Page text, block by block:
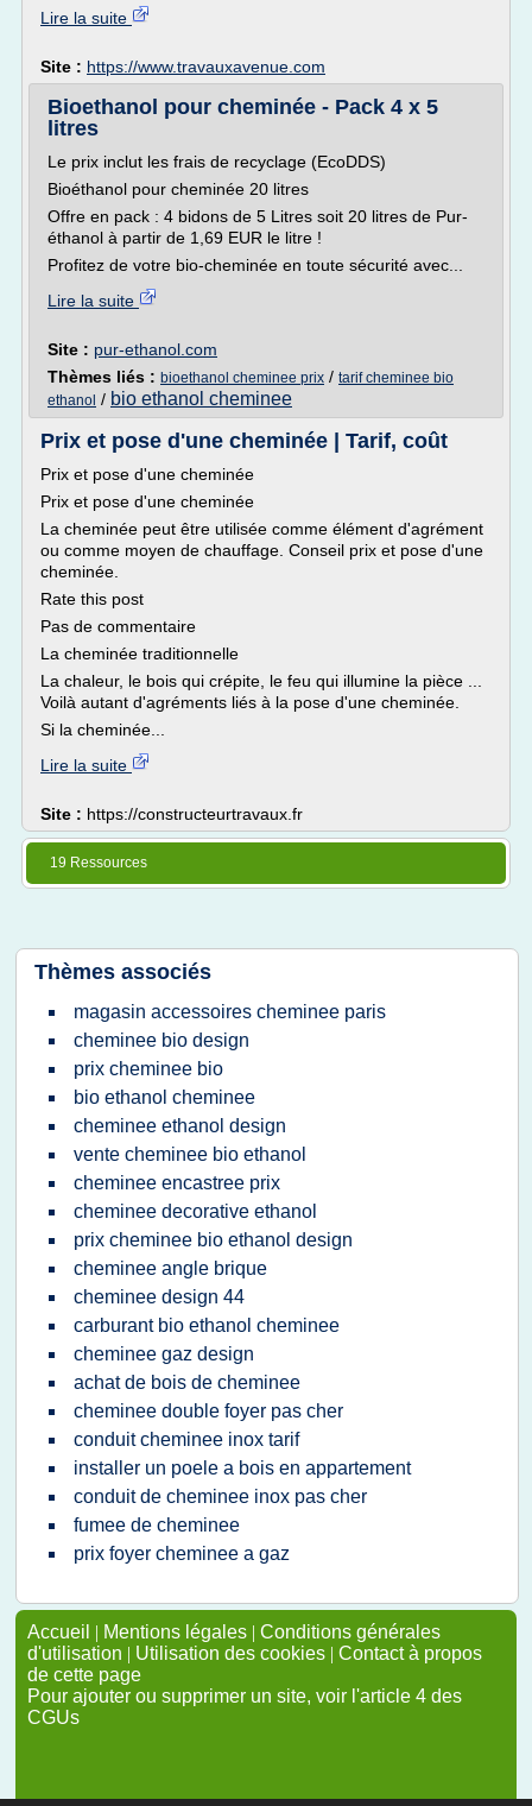
Lire la suite
Site : https://www.travauxavenue.com
Bioethanol pour cheminée - Pack 4 x 5
litres
Le prix inclut les frais de recyclage (EcoDDS)
Bioéthanol pour cheminée 20 litres
Offre en pack : 4 bidons de 5 Litres soit 20 litres de Pur-
éthanol à partir de 1,69 EUR le litre !
Profitez de votre bio-cheminée en toute sécurité avec...
Lire la suite
Site : pur-ethanol.com
Thèmes liés : bioethanol cheminee prix / tarif cheminee bio
ethanol / bio ethanol cheminee
Prix et pose d'une cheminée | Tarif, coût
Prix et pose d'une cheminée
Prix et pose d'une cheminée
La cheminée peut être utilisée comme élément d'agrément
ou comme moyen de chauffage. Conseil prix et pose d'une
cheminée.
Rate this post
Pas de commentaire
La cheminée traditionnelle
La chaleur, le bois qui crépite, le feu qui illumine la pièce ...
Voilà autant d'agréments liés à la pose d'une cheminée.
Si la cheminée...
Lire la suite
Site : https://constructeurtravaux.fr
19 Ressources
Thèmes associés
magasin accessoires cheminee paris
cheminee bio design
prix cheminee bio
bio ethanol cheminee
cheminee ethanol design
vente cheminee bio ethanol
cheminee encastree prix
cheminee decorative ethanol
prix cheminee bio ethanol design
cheminee angle brique
cheminee design 44
carburant bio ethanol cheminee
cheminee gaz design
achat de bois de cheminee
cheminee double foyer pas cher
conduit cheminee inox tarif
installer un poele a bois en appartement
conduit de cheminee inox pas cher
fumee de cheminee
prix foyer cheminee a gaz
Accueil | Mentions légales | Conditions générales
d'utilisation | Utilisation des cookies | Contact à propos
de cette page
Pour ajouter ou supprimer un site, voir l'article 4 des
CGUs